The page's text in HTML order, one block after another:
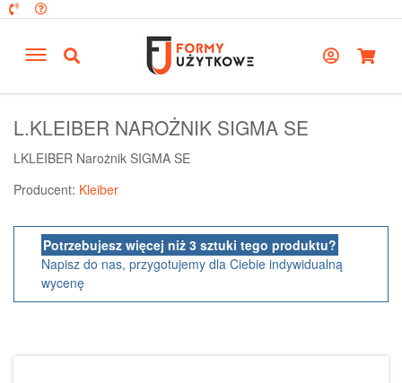
L.KLEIBER NAROŻNIK SIGMA SE
LKLEIBER Narożnik SIGMA SE
Producent: Kleiber
Potrzebujesz więcej niż 3 sztuki tego produktu?
Napisz do nas, przygotujemy dla Ciebie indywidualną
wycenę